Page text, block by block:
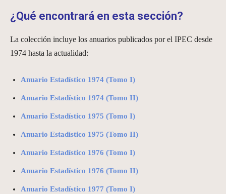
¿Qué encontrará en esta sección?
La colección incluye los anuarios publicados por el IPEC desde
1974 hasta la actualidad:
Anuario Estadístico 1974 (Tomo I)
Anuario Estadístico 1974 (Tomo II)
Anuario Estadístico 1975 (Tomo I)
Anuario Estadístico 1975 (Tomo II)
Anuario Estadístico 1976 (Tomo I)
Anuario Estadístico 1976 (Tomo II)
Anuario Estadístico 1977 (Tomo I)